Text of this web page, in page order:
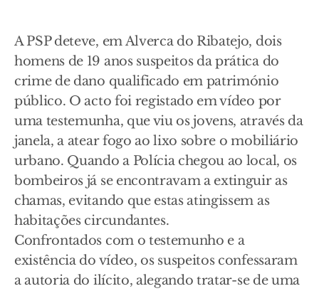
A PSP deteve, em Alverca do Ribatejo, dois
homens de 19 anos suspeitos da prática do
crime de dano qualificado em património
público. O acto foi registado em vídeo por
uma testemunha, que viu os jovens, através da
janela, a atear fogo ao lixo sobre o mobiliário
urbano. Quando a Polícia chegou ao local, os
bombeiros já se encontravam a extinguir as
chamas, evitando que estas atingissem as
habitações circundantes.
Confrontados com o testemunho e a
existência do vídeo, os suspeitos confessaram
a autoria do ilícito, alegando tratar-se de uma